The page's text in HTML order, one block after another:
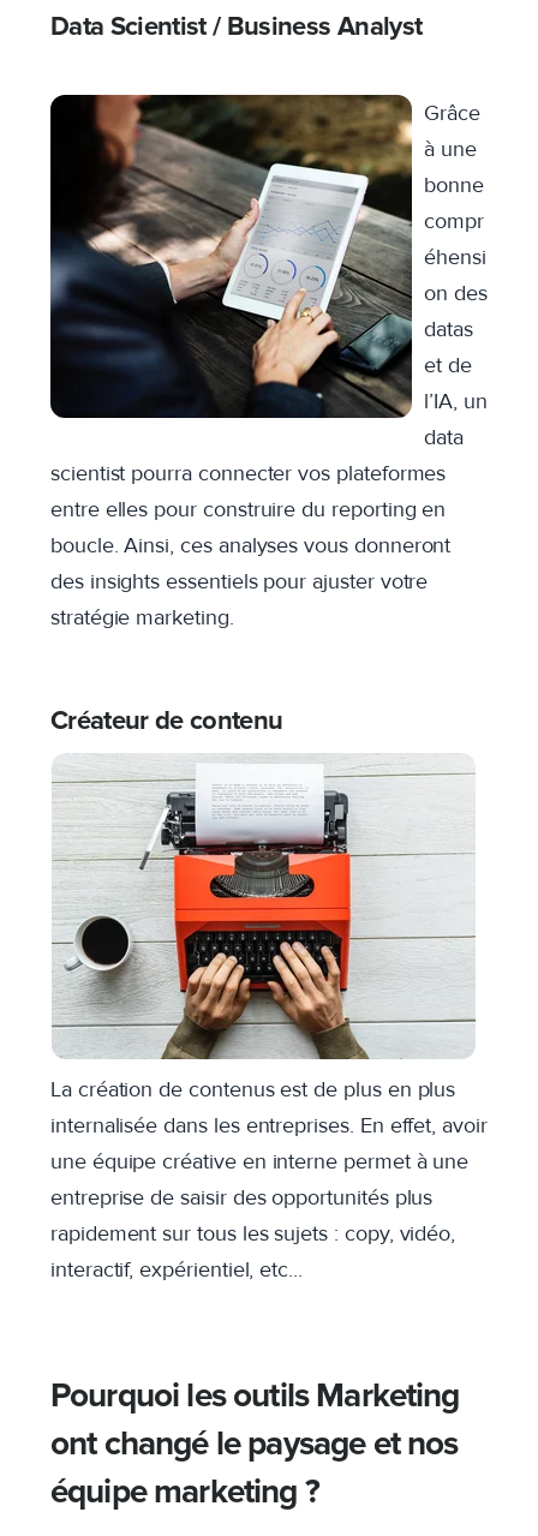
Data Scientist / Business Analyst
Grâce
à une
bonne
compr
éhensi
on des
datas
et de
l’IA, un
data
scientist pourra connecter vos plateformes
entre elles pour construire du reporting en
boucle. Ainsi, ces analyses vous donneront
des insights essentiels pour ajuster votre
stratégie marketing.
Créateur de contenu
La création de contenus est de plus en plus
internalisée dans les entreprises. En effet, avoir
une équipe créative en interne permet à une
entreprise de saisir des opportunités plus
rapidement sur tous les sujets : copy, vidéo,
interactif, expérientiel, etc...
Pourquoi les outils Marketing
ont changé le paysage et nos
équipe marketing ?